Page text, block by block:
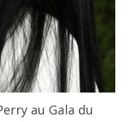
au Gala du